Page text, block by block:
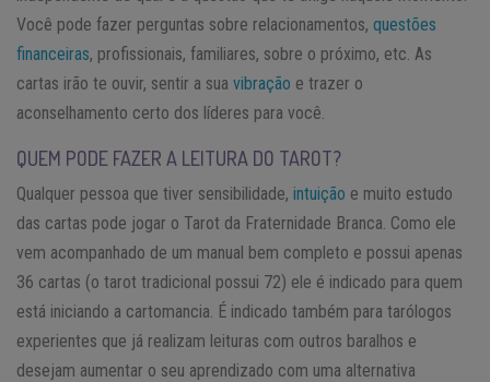
Você pode fazer perguntas sobre relacionamentos, questões
financeiras, profissionais, familiares, sobre o próximo, etc. As
cartas irão te ouvir, sentir a sua vibração e trazer o
aconselhamento certo dos líderes para você.
QUEM PODE FAZER A LEITURA DO TAROT?
Qualquer pessoa que tiver sensibilidade, intuição e muito estudo
das cartas pode jogar o Tarot da Fraternidade Branca. Como ele
vem acompanhado de um manual bem completo e possui apenas
36 cartas (o tarot tradicional possui 72) ele é indicado para quem
está iniciando a cartomancia. É indicado também para tarólogos
experientes que já realizam leituras com outros baralhos e
desejam aumentar o seu aprendizado com uma alternativa